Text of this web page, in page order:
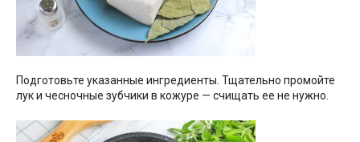
Подготовьте указанные ингредиенты. Тщательно промойте
лук и чесночные зубчики в кожуре — счищать ее не нужно.